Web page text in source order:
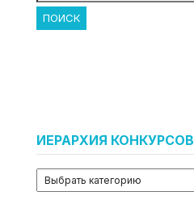
ИЕРАРХИЯ КОНКУРСОВ